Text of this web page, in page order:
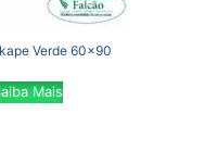
Verde 60×90
Mais